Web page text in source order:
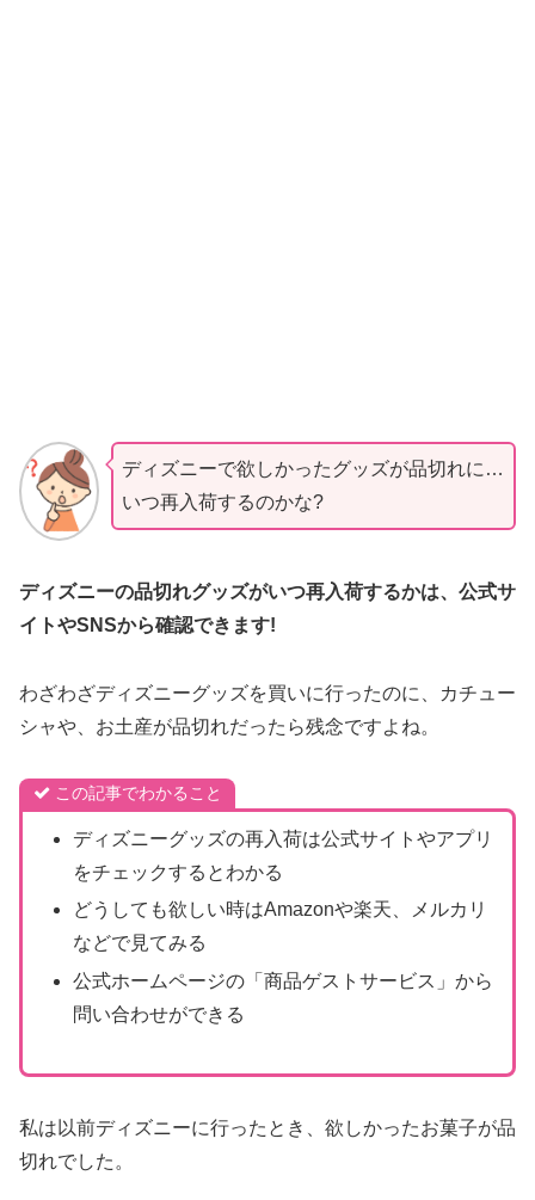
ディズニーで欲しかったグッズが品切れに…
いつ再入荷するのかな?
ディズニーの品切れグッズがいつ再入荷するかは、公式サ
イトやSNSから確認できます!
わざわざディズニーグッズを買いに行ったのに、カチュー
シャや、お土産が品切れだったら残念ですよね。
この記事でわかること
ディズニーグッズの再入荷は公式サイトやアプリ
をチェックするとわかる
どうしても欲しい時はAmazonや楽天、メルカリ
などで見てみる
公式ホームページの「商品ゲストサービス」から
問い合わせができる
私は以前ディズニーに行ったとき、欲しかったお菓子が品
切れでした。